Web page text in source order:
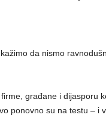
da nismo
građane i dijasporu
ponovno su na testu – i